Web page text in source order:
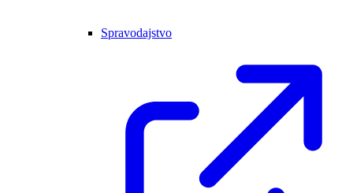
Spravodajstvo